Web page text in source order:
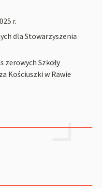
r.
dla Stowarzyszenia
zerowych Szkoły
Kościuszki w Rawie